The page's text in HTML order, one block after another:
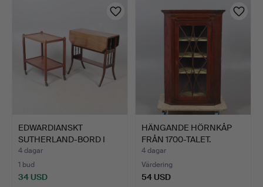
EDWARDIANSKT
SUTHERLAND-BORD I
MAHOGNY SAM…
4 dagar
1 bud
34 USD
HÄNGANDE HÖRNKÅP
FRÅN 1700-TALET.
4 dagar
Värdering
54 USD